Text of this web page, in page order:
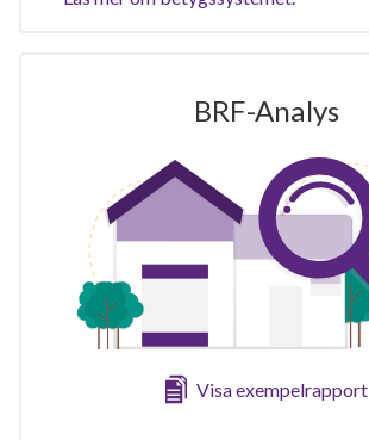
BRF-Analys
Visa exempelrapport